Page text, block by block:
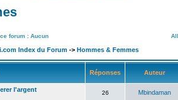
forum : Aucun
Index du Forum -> Hommes & Femmes
Réponses Auteur
l'argent 26 Mbindaman